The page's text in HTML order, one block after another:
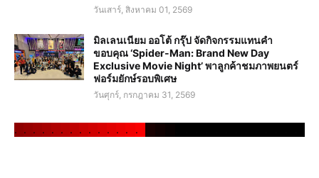
วันเสาร์, สิงหาคม 01, 2569
มิลเลนเนียม ออโต้ กรุ๊ป จัดกิจกรรมแทนคำ
ขอบคุณ ‘Spider-Man: Brand New Day
Exclusive Movie Night’ พาลูกค้าชมภาพยนตร์
ฟอร์มยักษ์รอบพิเศษ
วันศุกร์, กรกฎาคม 31, 2569
. . . . . . . . . . . . . .